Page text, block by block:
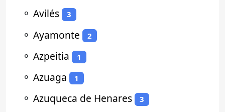
⚬ Avilés 3
⚬ Ayamonte 2
⚬ Azpeitia 1
⚬ Azuaga 1
⚬ Azuqueca de Henares 3